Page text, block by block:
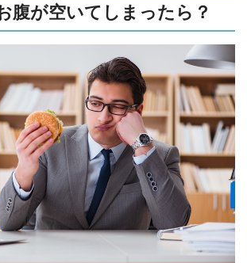
腹が空いてしまったら？